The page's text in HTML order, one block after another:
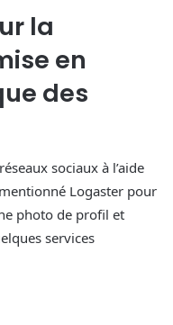
la
en
des
sociaux à l’aide
Logaster pour
photo de profil et
services